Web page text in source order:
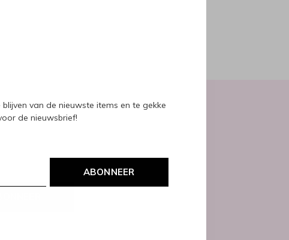
van de nieuwste items en te gekke
de nieuwsbrief!
ABONNEER